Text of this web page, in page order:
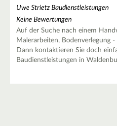
Uwe Strietz Baudienstleistungen
Keine Bewertungen
Auf der Suche nach einem
Malerarbeiten, Bodenverlegung
Dann kontaktieren Sie doch
Baudienstleistungen in